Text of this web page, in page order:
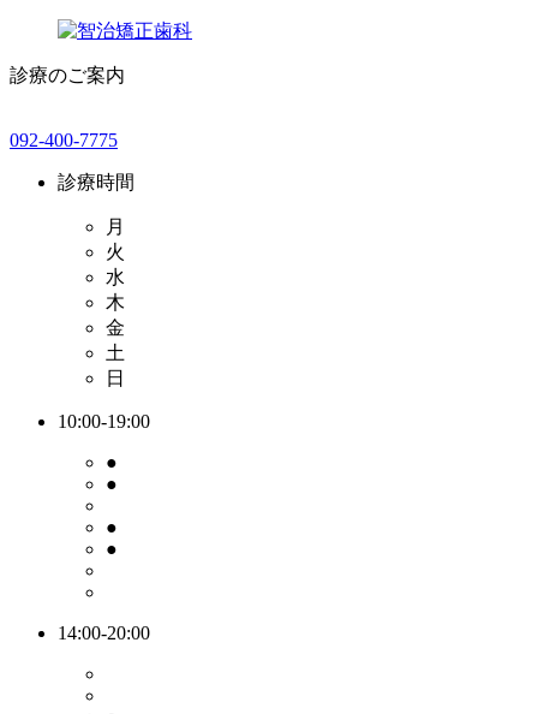
診療のご案内
092-400-7775
診療時間
月
火
水
木
金
土
日
10:00-19:00
●
●
●
●
14:00-20:00